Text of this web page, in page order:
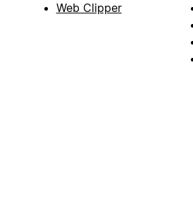
Web Clipper